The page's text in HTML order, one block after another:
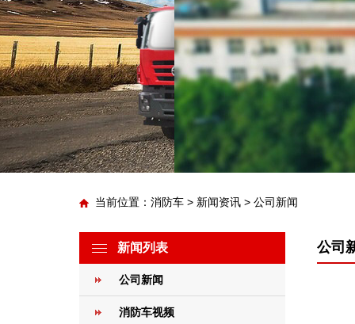
当前位置： 消防车 > 新闻资讯 > 公司新闻
新闻列表
公司新闻
消防车视频
公司